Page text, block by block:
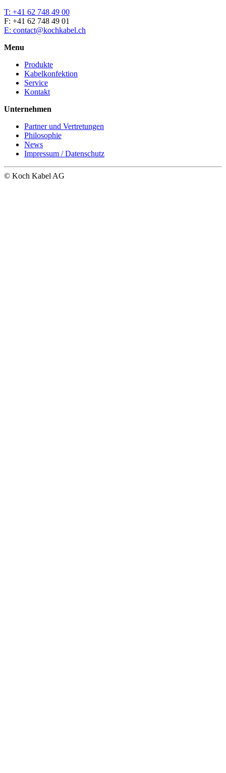
T: +41 62 748 49 00
F: +41 62 748 49 01
E: contact@kochkabel.ch
Menu
Produkte
Kabelkonfektion
Service
Kontakt
Unternehmen
Partner und Vertretungen
Philosophie
News
Impressum / Datenschutz
© Koch Kabel AG